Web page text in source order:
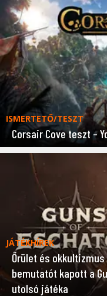
ISMERTETŐ/TESZT
Corsair Cove teszt –
JÁTÉKHÍREK
Őrület és
bemutatót kapott a
utolsó játéka